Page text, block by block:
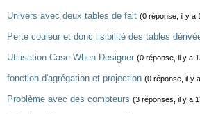
Univers avec deux tables de fait (0 réponse, il y a
Perte couleur et donc lisibilité des tables
Utilisation Case When Designer (0 réponse, il y a
fonction d'agrégation et projection (0 réponse, il y
Problème avec des compteurs (3 réponses, il y a